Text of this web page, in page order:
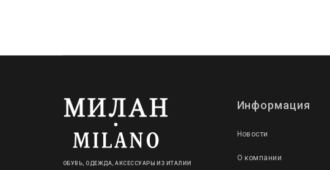
ОБУВЬ, ОДЕЖДА, АКСЕССУАРЫ ИЗ ИТАЛИИ
Информация
Новости
О компании